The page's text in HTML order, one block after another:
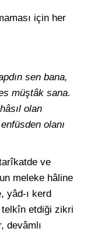
için her
sen bana,
müştâk sana.
olan
olanı
ve
meleke hâline
yâd-ı kerd
telkîn etdiği zikri
devâmlı